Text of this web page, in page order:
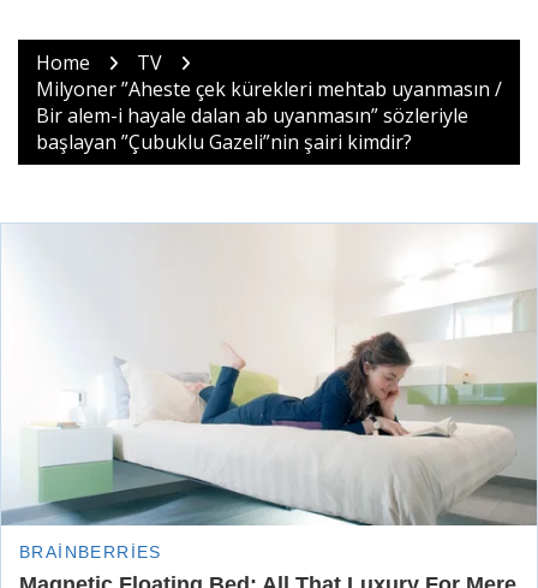
Home
TV
Milyoner ”Aheste çek kürekleri mehtab uyanmasın /
Bir alem-i hayale dalan ab uyanmasın” sözleriyle
başlayan ”Çubuklu Gazeli”nin şairi kimdir?